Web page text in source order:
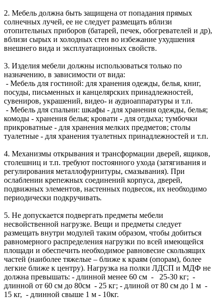
2. Мебель должна быть защищена от попадания прямых
солнечных лучей, ее не следует размещать вблизи
отопительных приборов (батарей, печек, обогревателей и др),
вблизи сырых и холодных стен во избежание ухудшения
внешнего вида и эксплуатационных свойств.
3. Изделия мебели должны использоваться только по
назначению, в зависимости от вида:
- Мебель для гостиной: для хранения одежды, белья, книг,
посуды, письменных и канцелярских принадлежностей,
сувениров, украшений, видео- и аудиоаппаратуры и т.п.
- Мебель для спальни: шкафы - для хранения одежды, белья;
комоды - хранения белья; кровати - для отдыха; тумбочки
прикроватные - для хранения мелких предметов; столы
туалетные - для хранения туалетных принадлежностей и т.п.
4. Механизмы открывания и трансформации дверей, ящиков,
столешниц и т.п. требуют постоянного ухода (затягивания и
регулирования металлофурнитуры, смазывания). При
ослаблении крепежных соединений корпуса, дверей,
подвижных элементов, настенных подвесок, их необходимо
периодически подкручивать.
5. Не допускается подвергать предметы мебели
несвойственной нагрузке. Вещи и предметы следует
размещать внутри модулей таким образом, чтобы добиться
равномерного распределения нагрузки по всей имеющейся
площади и обеспечить необходимое равновесие скользящих
частей (наиболее тяжелые – ближе к краям (опорам), более
легкие ближе к центру). Нагрузка на полки ЛДСП и МДФ не
должна превышать: - длинной менее 60 см - 25-30 кг; -
длинной от 60 см до 80см - 25 кг; - длиной от 80 см до 1 м -
15 кг, - длинной свыше 1 м - 10кг.